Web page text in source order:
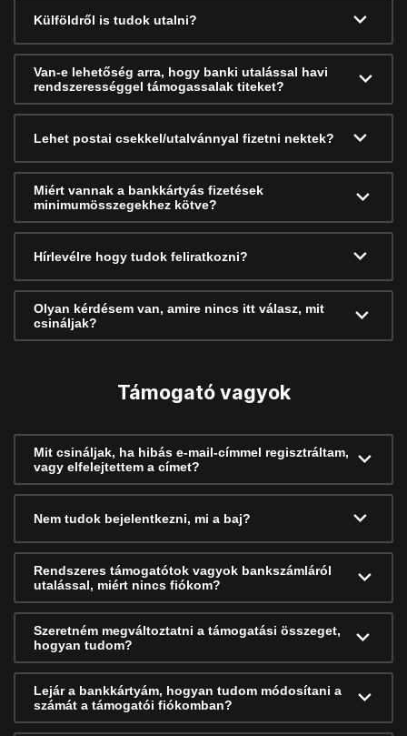
Külföldről is tudok utalni?
Van-e lehetőség arra, hogy banki utalással havi
rendszerességgel támogassalak titeket?
Lehet postai csekkel/utalvánnyal fizetni nektek?
Miért vannak a bankkártyás fizetések
minimumösszegekhez kötve?
Hírlevélre hogy tudok feliratkozni?
Olyan kérdésem van, amire nincs itt válasz, mit
csináljak?
Támogató vagyok
Mit csináljak, ha hibás e-mail-címmel regisztráltam,
vagy elfelejtettem a címet?
Nem tudok bejelentkezni, mi a baj?
Rendszeres támogatótok vagyok bankszámláról
utalással, miért nincs fiókom?
Szeretném megváltoztatni a támogatási összeget,
hogyan tudom?
Lejár a bankkártyám, hogyan tudom módosítani a
számát a támogatói fiókomban?